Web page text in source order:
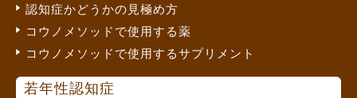
認知症かどうかの見極め方
コウノメソッドで使用する薬
コウノメソッドで使用するサプリメント
若年性認知症